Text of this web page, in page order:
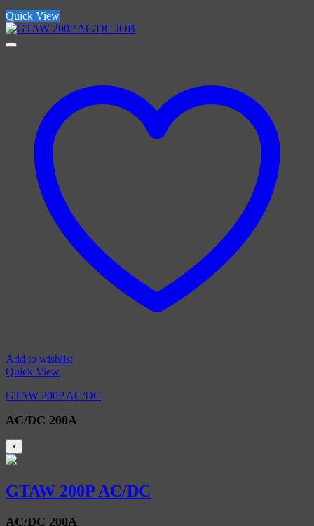
Quick View
Add to wishlist
Quick View
GTAW 200P AC/DC
AC/DC 200A
×
GTAW 200P AC/DC
AC/DC 200A